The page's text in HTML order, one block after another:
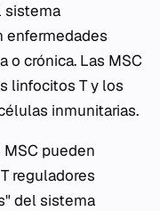
sistema
enfermedades
o crónica. Las MSC
linfocitos T y los
inmunitarias.
MSC pueden
reguladores
del sistema